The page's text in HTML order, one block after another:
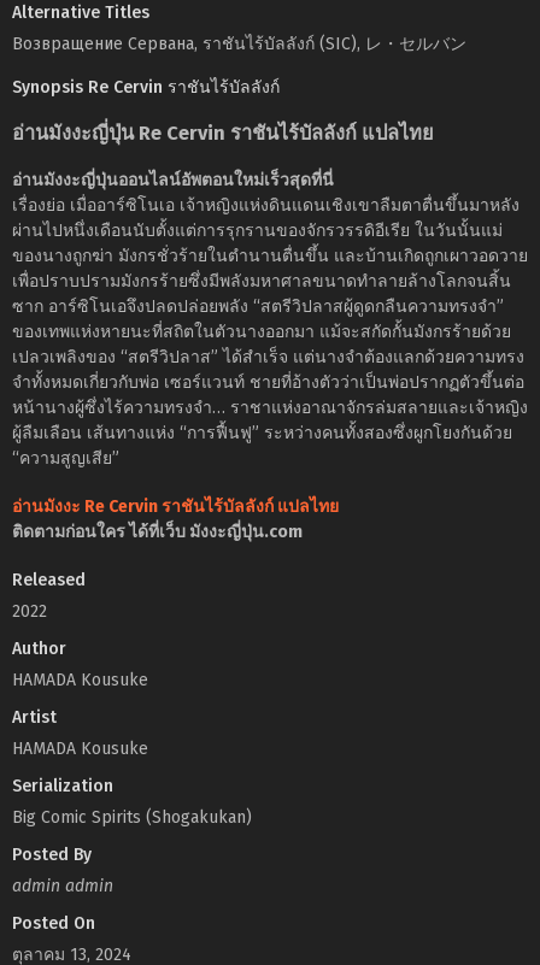
Alternative Titles
Возвращение Сервана, ราชันไร้บัลลังก์ (SIC), レ・セルバン
Synopsis Re Cervin ราชันไร้บัลลังก์
อ่านมังงะญี่ปุ่น Re Cervin ราชันไร้บัลลังก์ แปลไทย
อ่านมังงะญี่ปุ่นออนไลน์อัพตอนใหม่เร็วสุดที่นี่
เรื่องย่อ เมื่ออาร์ซิโนเอ เจ้าหญิงแห่งดินแดนเชิงเขาลืมตาตื่นขึ้นมาหลัง
ผ่านไปหนึ่งเดือนนับตั้งแต่การรุกรานของจักรวรรดิอีเรีย ในวันนั้นแม่
ของนางถูกฆ่า มังกรชั่วร้ายในตำนานตื่นขึ้น และบ้านเกิดถูกเผาวอดวาย
เพื่อปราบปรามมังกรร้ายซึ่งมีพลังมหาศาลขนาดทำลายล้างโลกจนสิ้น
ซาก อาร์ซิโนเอจึงปลดปล่อยพลัง “สตรีวิปลาสผู้ดูดกลืนความทรงจำ”
ของเทพแห่งหายนะที่สถิตในตัวนางออกมา แม้จะสกัดกั้นมังกรร้ายด้วย
เปลวเพลิงของ “สตรีวิปลาส” ได้สำเร็จ แต่นางจำต้องแลกด้วยความทรง
จำทั้งหมดเกี่ยวกับพ่อ เซอร์แวนท์ ชายที่อ้างตัวว่าเป็นพ่อปรากฏตัวขึ้นต่อ
หน้านางผู้ซึ่งไร้ความทรงจำ… ราชาแห่งอาณาจักรล่มสลายและเจ้าหญิง
ผู้ลืมเลือน เส้นทางแห่ง “การฟื้นฟู” ระหว่างคนทั้งสองซึ่งผูกโยงกันด้วย
“ความสูญเสีย”
อ่านมังงะ Re Cervin ราชันไร้บัลลังก์ แปลไทย
ติดตามก่อนใคร ได้ที่เว็บ มังงะญี่ปุ่น.com
Released
2022
Author
HAMADA Kousuke
Artist
HAMADA Kousuke
Serialization
Big Comic Spirits (Shogakukan)
Posted By
admin admin
Posted On
ตุลาคม 13, 2024